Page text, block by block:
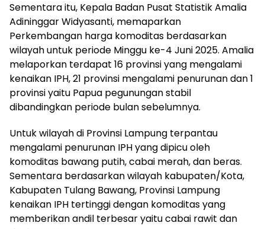
Sementara itu, Kepala Badan Pusat Statistik Amalia
Adininggar Widyasanti, memaparkan
Perkembangan harga komoditas berdasarkan
wilayah untuk periode Minggu ke-4 Juni 2025. Amalia
melaporkan terdapat 16 provinsi yang mengalami
kenaikan IPH, 21 provinsi mengalami penurunan dan 1
provinsi yaitu Papua pegunungan stabil
dibandingkan periode bulan sebelumnya.
Untuk wilayah di Provinsi Lampung terpantau
mengalami penurunan IPH yang dipicu oleh
komoditas bawang putih, cabai merah, dan beras.
Sementara berdasarkan wilayah kabupaten/Kota,
Kabupaten Tulang Bawang, Provinsi Lampung
kenaikan IPH tertinggi dengan komoditas yang
memberikan andil terbesar yaitu cabai rawit dan